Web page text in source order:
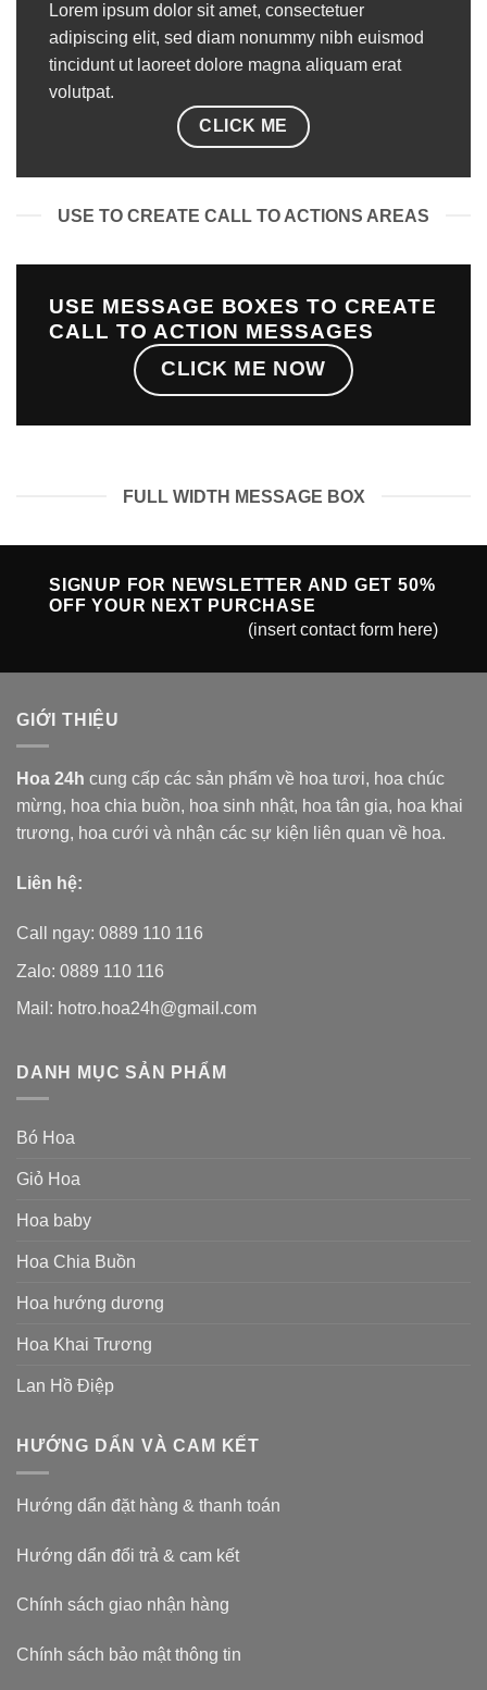
Lorem ipsum dolor sit amet, consectetuer
adipiscing elit, sed diam nonummy nibh euismod
tincidunt ut laoreet dolore magna aliquam erat
volutpat.
CLICK ME
USE TO CREATE CALL TO ACTIONS AREAS
USE MESSAGE BOXES TO CREATE
CALL TO ACTION MESSAGES
CLICK ME NOW
FULL WIDTH MESSAGE BOX
SIGNUP FOR NEWSLETTER AND GET 50%
OFF YOUR NEXT PURCHASE
(insert contact form here)
GIỚI THIỆU
Hoa 24h cung cấp các sản phẩm về hoa tươi, hoa chúc
mừng, hoa chia buồn, hoa sinh nhật, hoa tân gia, hoa khai
trương, hoa cưới và nhận các sự kiện liên quan về hoa.
Liên hệ:
Call ngay: 0889 110 116
Zalo: 0889 110 116
Mail: hotro.hoa24h@gmail.com
DANH MỤC SẢN PHẨM
Bó Hoa
Giỏ Hoa
Hoa baby
Hoa Chia Buồn
Hoa hướng dương
Hoa Khai Trương
Lan Hồ Điệp
HƯỚNG DẨN VÀ CAM KẾT
Hướng dẩn đặt hàng & thanh toán
Hướng dẩn đổi trả & cam kết
Chính sách giao nhận hàng
Chính sách bảo mật thông tin